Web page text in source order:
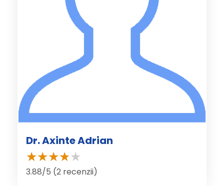
Dr. Axinte Adrian
3.88/5 (2 recenzii)